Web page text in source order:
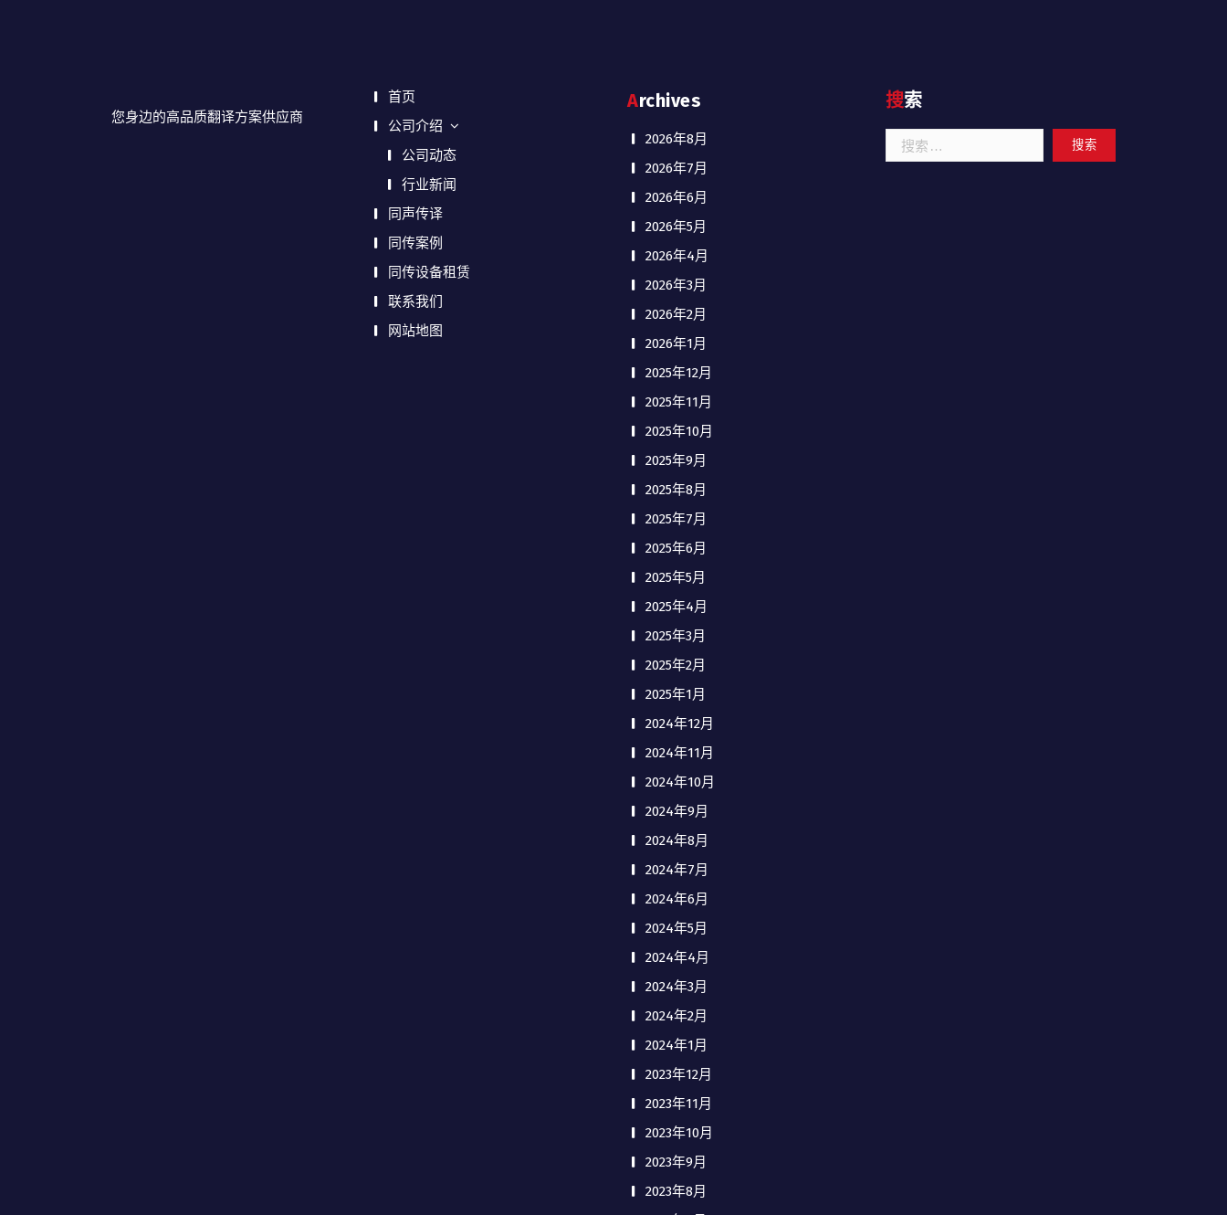
您身边的高品质翻译方案供应商
首页
公司介绍
公司动态
行业新闻
同声传译
同传案例
同传设备租赁
联系我们
网站地图
Archives
2026年8月
2026年7月
2026年6月
2026年5月
2026年4月
2026年3月
2026年2月
2026年1月
2025年12月
2025年11月
2025年10月
2025年9月
2025年8月
2025年7月
2025年6月
2025年5月
2025年4月
2025年3月
2025年2月
2025年1月
2024年12月
2024年11月
2024年10月
2024年9月
2024年8月
2024年7月
2024年6月
2024年5月
2024年4月
2024年3月
2024年2月
2024年1月
2023年12月
2023年11月
2023年10月
2023年9月
2023年8月
搜索
索：